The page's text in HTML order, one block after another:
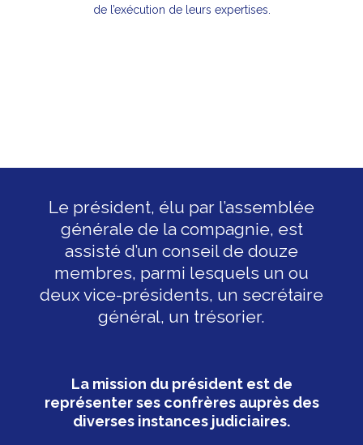
de l’exécution de leurs expertises.
Le président, élu par l’assemblée
générale de la compagnie, est
assisté d’un conseil de douze
membres, parmi lesquels un ou
deux vice-présidents, un secrétaire
général, un trésorier.
La mission du président est de
représenter ses confrères auprès des
diverses instances judiciaires.